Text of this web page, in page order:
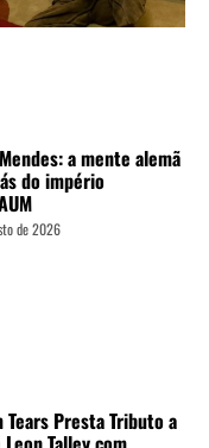
a mente alemã
do império
de 2026
Tears Presta Tributo a